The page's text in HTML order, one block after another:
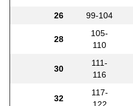
26 99-104
28
105-
110
30
111-
116
32
117-